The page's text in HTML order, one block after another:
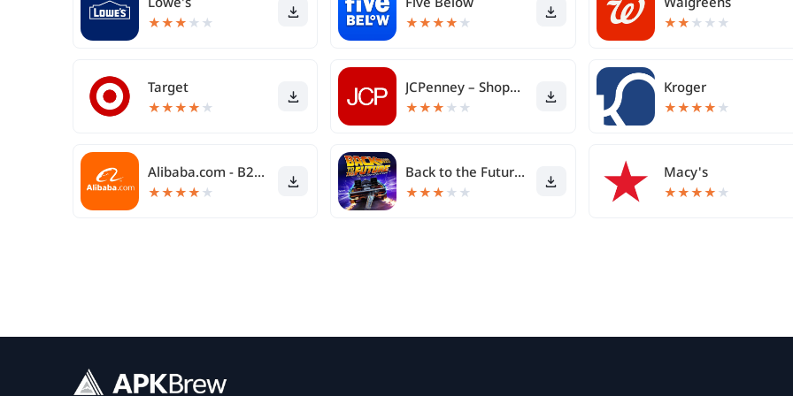
★★★ ★ ★ ★★★★ ★ ★★ ★ ★ ★
Target
★★★★ ★
JCPenney – Shopping & Deals
★★★ ★ ★
Kroger
★★★★ ★
Alibaba.com - B2B-Marktplatz
★★★★ ★
Back to the Future™
★★★ ★ ★
Macy's
★★★★ ★